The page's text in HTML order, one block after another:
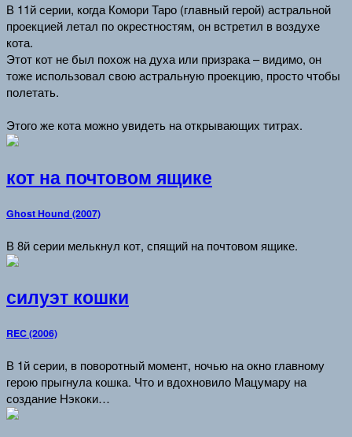
В 11й серии, когда Комори Таро (главный герой) астральной
проекцией летал по окрестностям, он встретил в воздухе
кота.
Этот кот не был похож на духа или призрака – видимо, он
тоже использовал свою астральную проекцию, просто чтобы
полетать.
Этого же кота можно увидеть на открывающих титрах.
кот на почтовом ящике
Ghost Hound (2007)
В 8й серии мелькнул кот, спящий на почтовом ящике.
силуэт кошки
REC (2006)
В 1й серии, в поворотный момент, ночью на окно главному
герою прыгнула кошка. Что и вдохновило Мацумару на
создание Нэкоки…